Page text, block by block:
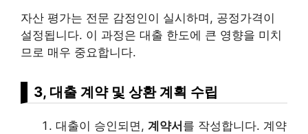
자산 평가는 전문 감정인이 실시하며, 공정가격이
설정됩니다. 이 과정은 대출 한도에 큰 영향을 미치
므로 매우 중요합니다.
3, 대출 계약 및 상환 계획 수립
대출이 승인되면, 계약서 를 작성합니다. 계약